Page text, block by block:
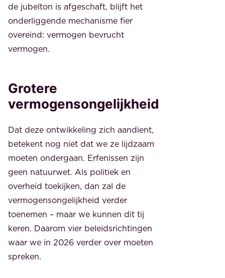
de jubelton is afgeschaft, blijft het
onderliggende mechanisme fier
overeind: vermogen bevrucht
vermogen.
Grotere
vermogensongelijkheid
Dat deze ontwikkeling zich aandient,
betekent nog niet dat we ze lijdzaam
moeten ondergaan. Erfenissen zijn
geen natuurwet. Als politiek en
overheid toekijken, dan zal de
vermogensongelijkheid verder
toenemen – maar we kunnen dit tij
keren. Daarom vier beleidsrichtingen
waar we in 2026 verder over moeten
spreken.